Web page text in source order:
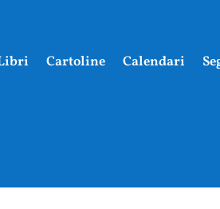
Cartoline Calendari